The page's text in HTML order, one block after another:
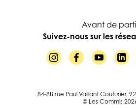
Avant de
Suivez-nous sur les
84-88 rue Paul Vaillant Couturier,
© Les Commis